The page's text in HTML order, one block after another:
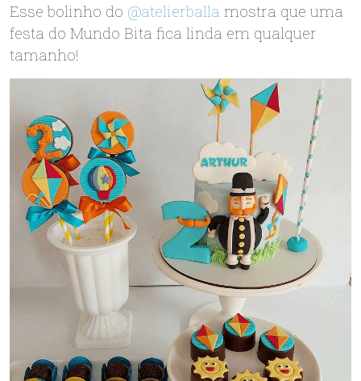
Esse bolinho do @atelierballa mostra que uma
festa do Mundo Bita fica linda em qualquer
tamanho!